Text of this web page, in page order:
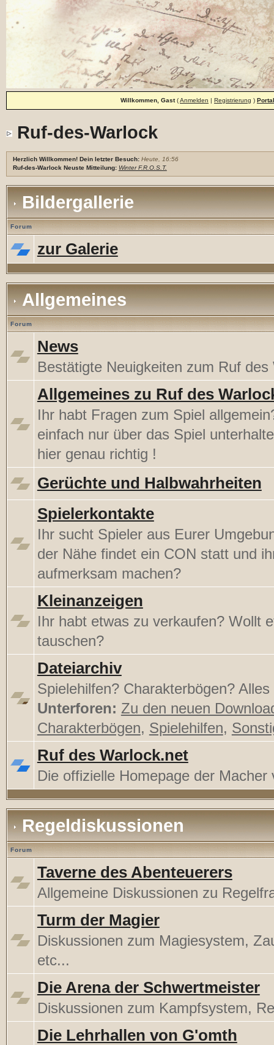
Willkommen, Gast(Anmelden | Registrierung ) Portal
Ruf-des-Warlock
Herzlich Willkommen! Dein letzter Besuch: Heute, 16:56
Ruf-des-Warlock Neuste Mitteilung: Winter F.R.O.S.T.
Bildergallerie
Forum
zur Galerie
Allgemeines
Forum
News
Bestätigte Neuigkeiten zum Ruf des
Allgemeines zu Ruf des
Ihr habt Fragen zum Spiel
einfach nur über das Spiel
hier genau richtig !
Gerüchte und Halbwahrheiten
Spielerkontakte
Ihr sucht Spieler aus Eurer
der Nähe findet ein CON statt und
aufmerksam machen?
Kleinanzeigen
Ihr habt etwas zu verkaufen? Wollt
tauschen?
Dateiarchiv
Spielehilfen? Charakterbögen?
Unterforen: Zu den neuen
Charakterbögen, Spielehilfen,
Ruf des Warlock.net
Die offizielle Homepage der Macher
Regeldiskussionen
Forum
Taverne des Abenteuerers
Allgemeine Diskussionen zu
Turm der Magier
Diskussionen zum Magiesystem,
etc...
Die Arena der Schwertmeister
Diskussionen zum Kampfsystem,
Die Lehrhallen von G'omth